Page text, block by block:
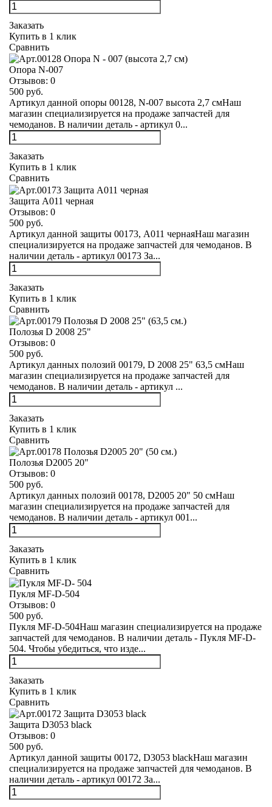
Заказать
Купить в 1 клик
Сравнить
Опора N-007
Отзывов: 0
500 руб.
Артикул данной опоры 00128, N-007 высота 2,7 смНаш
магазин специализируется на продаже запчастей для
чемоданов. В наличии деталь - артикул 0...
Заказать
Купить в 1 клик
Сравнить
Защита А011 черная
Отзывов: 0
500 руб.
Артикул данной защиты 00173, А011 чернаяНаш магазин
специализируется на продаже запчастей для чемоданов. В
наличии деталь - артикул 00173 За...
Заказать
Купить в 1 клик
Сравнить
Полозья D 2008 25"
Отзывов: 0
500 руб.
Артикул данных полозий 00179, D 2008 25" 63,5 смНаш
магазин специализируется на продаже запчастей для
чемоданов. В наличии деталь - артикул ...
Заказать
Купить в 1 клик
Сравнить
Полозья D2005 20"
Отзывов: 0
500 руб.
Артикул данных полозий 00178, D2005 20" 50 смНаш
магазин специализируется на продаже запчастей для
чемоданов. В наличии деталь - артикул 001...
Заказать
Купить в 1 клик
Сравнить
Пукля MF-D-504
Отзывов: 0
500 руб.
Пукля MF-D-504Наш магазин специализируется на продаже
запчастей для чемоданов. В наличии деталь - Пукля MF-D-
504. Чтобы убедиться, что изде...
Заказать
Купить в 1 клик
Сравнить
Защита D3053 black
Отзывов: 0
500 руб.
Артикул данной защиты 00172, D3053 blackНаш магазин
специализируется на продаже запчастей для чемоданов. В
наличии деталь - артикул 00172 За...